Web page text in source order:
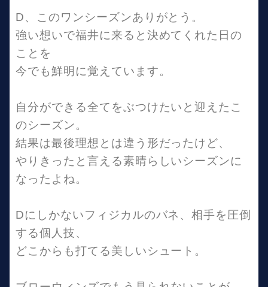
D、このワンシーズンありがとう。
強い想いで福井に来ると決めてくれた日の
ことを
今でも鮮明に覚えています。
自分ができる全てをぶつけたいと迎えたこ
のシーズン。
結果は最後理想とは違う形だったけど、
やりきったと言える素晴らしいシーズンに
なったよね。
Dにしかないフィジカルのバネ、相手を圧倒
する個人技、
どこからも打てる美しいシュート。